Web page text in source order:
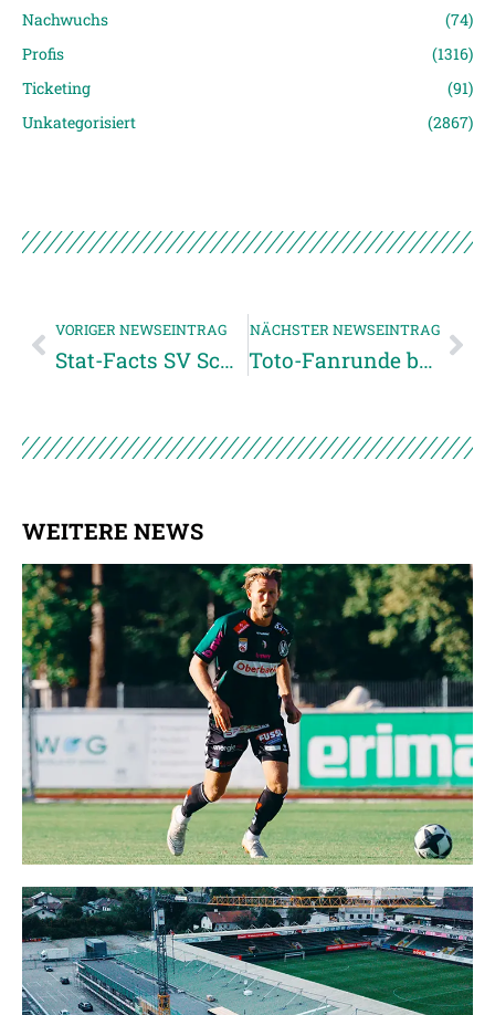
Nachwuchs
(74)
Profis
(1316)
Ticketing
(91)
Unkategorisiert
(2867)
VORIGER NEWSEINTRAG
Stat-Facts SV Scholz Grödig vs. SVR
NÄCHSTER NEWSEINTRAG
Toto-Fanrunde bei SV Josko Ried gegen Altach
WEITERE NEWS